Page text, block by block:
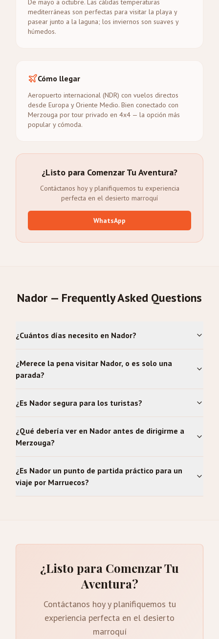
De mayo a octubre. Las cálidas temperaturas
mediterráneas son perfectas para visitar la playa y
pasear junto a la laguna; los inviernos son suaves y
húmedos.
Cómo llegar
Aeropuerto internacional (NDR) con vuelos directos
desde Europa y Oriente Medio. Bien conectado con
Merzouga por tour privado en 4x4 — la opción más
popular y cómoda.
¿Listo para Comenzar Tu Aventura?
Contáctanos hoy y planifiquemos tu experiencia
perfecta en el desierto marroquí
WhatsApp
Nador — Frequently Asked Questions
¿Cuántos días necesito en Nador?
¿Merece la pena visitar Nador, o es solo una
parada?
¿Es Nador segura para los turistas?
¿Qué debería ver en Nador antes de dirigirme a
Merzouga?
¿Es Nador un punto de partida práctico para un
viaje por Marruecos?
¿Listo para Comenzar Tu
Aventura?
Contáctanos hoy y planifiquemos tu
experiencia perfecta en el desierto
marroquí